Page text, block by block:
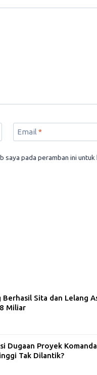
Email *
saya pada peramban ini
Berhasil Sita dan Lelang
Miliar
Dugaan Proyek
Tak Dilantik?